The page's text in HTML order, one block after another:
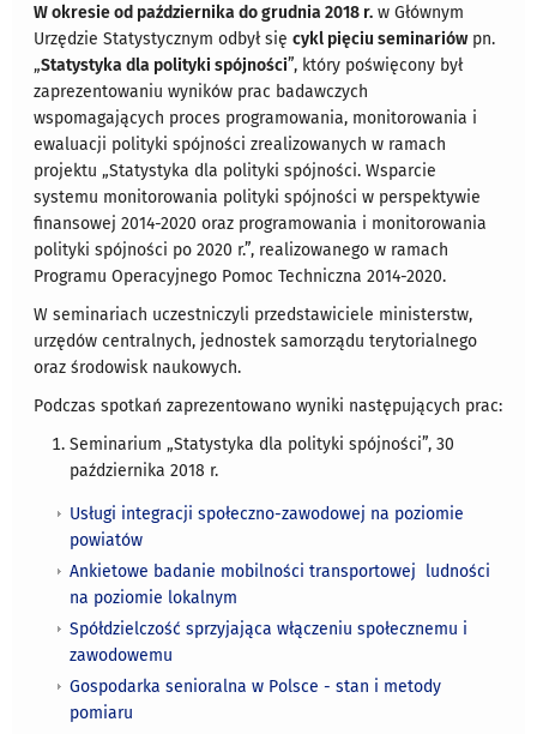
W okresie od października do grudnia 2018 r. w Głównym
Urzędzie Statystycznym odbył sięcykl pięciu seminariówpn.
„Statystyka dla polityki spójności”, który poświęcony był
zaprezentowaniu wyników prac badawczych
wspomagających proces programowania, monitorowania i
ewaluacji polityki spójności zrealizowanych w ramach
projektu „Statystyka dla polityki spójności. Wsparcie
systemu monitorowania polityki spójności w perspektywie
finansowej 2014-2020 oraz programowania i monitorowania
polityki spójności po 2020 r.”, realizowanego w ramach
Programu Operacyjnego Pomoc Techniczna 2014-2020.
W seminariach uczestniczyli przedstawiciele ministerstw,
urzędów centralnych, jednostek samorządu terytorialnego
oraz środowisk naukowych.
Podczas spotkań zaprezentowano wyniki następujących prac:
Seminarium „Statystyka dla polityki spójności”, 30
października 2018 r.
Usługi integracji społeczno-zawodowej na poziomie
powiatów
Ankietowe badanie mobilności transportowej ludności
na poziomie lokalnym
Spółdzielczość sprzyjająca włączeniu społecznemu i
zawodowemu
Gospodarka senioralna w Polsce - stan i metody
pomiaru